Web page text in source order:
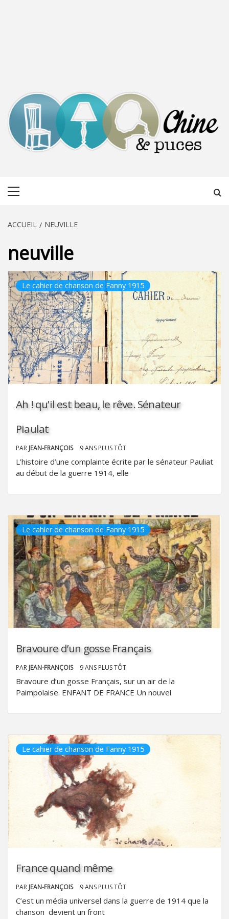
ACCUEIL NEUVILLE
neuville
Le cahier de chanson de Fanny 1915
Ah ! qu’il est beau, le rêve. Sénateur
Piaulat
PAR JEAN-FRANÇOIS 9 ANS PLUS TÔT
L’histoire d’une complainte écrite par le sénateur Pauliat
au début de la guerre 1914, elle
Le cahier de chanson de Fanny 1915
Bravoure d’un gosse Français
PAR JEAN-FRANÇOIS 9 ANS PLUS TÔT
Bravoure d’un gosse Français, sur un air de la
Paimpolaise. ENFANT DE FRANCE Un nouvel
Le cahier de chanson de Fanny 1915
France quand même
PAR JEAN-FRANÇOIS 9 ANS PLUS TÔT
C’est un média universel dans la guerre de 1914 que la
chanson devient un front